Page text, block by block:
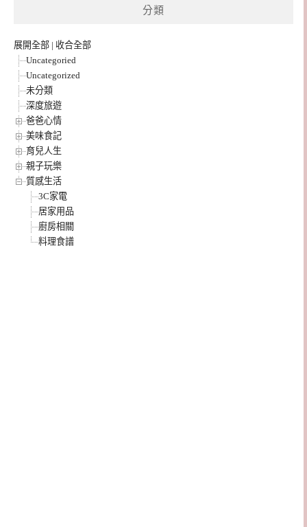
分類
展開全部 | 收合全部
Uncategoried
Uncategorized
未分類
深度旅遊
爸爸心情
美味食記
育兒人生
親子玩樂
質感生活
3C家電
居家用品
廚房相關
料理食譜